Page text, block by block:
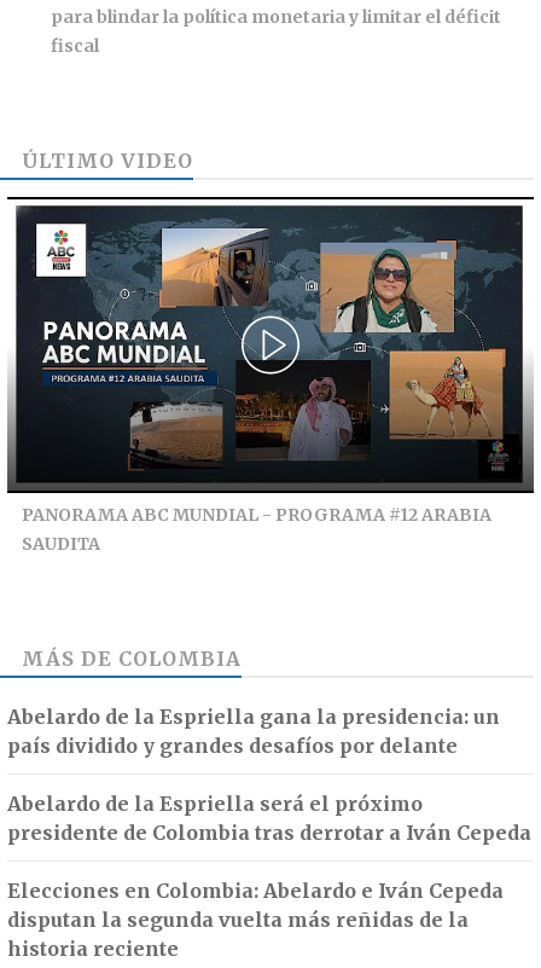
para blindar la política monetaria y limitar el déficit
fiscal
ÚLTIMO VIDEO
PANORAMA ABC MUNDIAL - PROGRAMA #12 ARABIA
SAUDITA
MÁS DE COLOMBIA
Abelardo de la Espriella gana la presidencia: un
país dividido y grandes desafíos por delante
Abelardo de la Espriella será el próximo
presidente de Colombia tras derrotar a Iván Cepeda
Elecciones en Colombia: Abelardo e Iván Cepeda
disputan la segunda vuelta más reñidas de la
historia reciente